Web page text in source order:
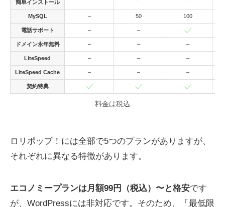
簡単インストール
MySQL – 50 100
電話サポート – –
ドメイン永年無料 – – –
LiteSpeed – – –
LiteSpeed Cache – – –
契約特典
料金は税込
ロリポップ！には全部で5つのプランがありますが、
それぞれに異なる特徴があります。
エコノミープランは月額99円（税込）〜と格安です
が、WordPressには非対応です。そのため、「最低限